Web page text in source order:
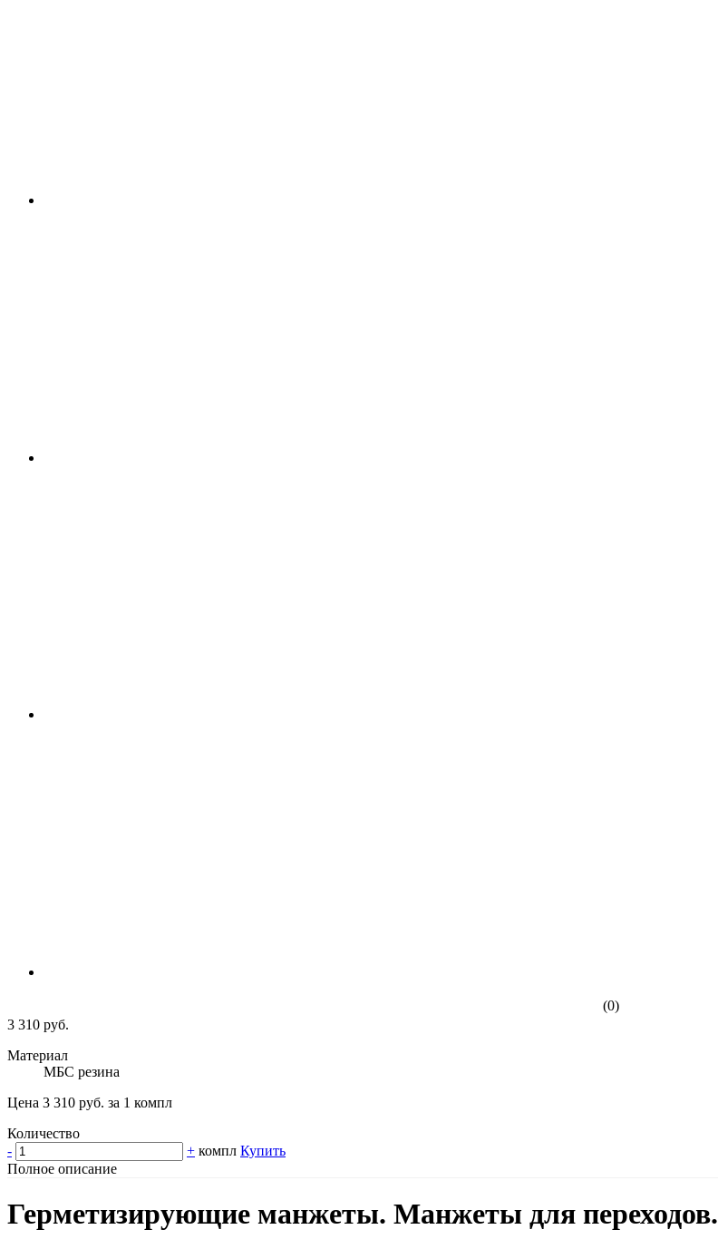
(0)
3 310 руб.
Материал
МБС резина
Цена 3 310 руб. за 1 компл
Количество
-
+ компл Купить
Полное описание
Герметизирующие манжеты. Манжеты для переходов.